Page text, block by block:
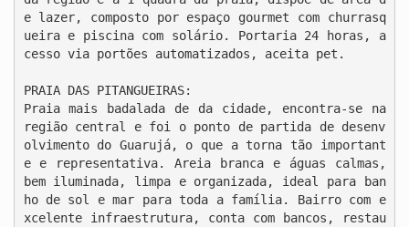
e lazer, composto por espaço gourmet com churrasq
ueira e piscina com solário. Portaria 24 horas, a
cesso via portões automatizados, aceita pet.
PRAIA DAS PITANGUEIRAS:
Praia mais badalada de da cidade, encontra-se na
região central e foi o ponto de partida de desenv
olvimento do Guarujá, o que a torna tão important
e e representativa. Areia branca e águas calmas,
bem iluminada, limpa e organizada, ideal para ban
ho de sol e mar para toda a família. Bairro com e
xcelente infraestrutura, conta com bancos, restau